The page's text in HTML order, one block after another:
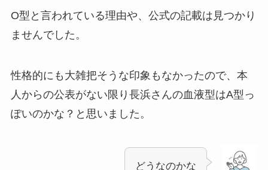
O型と言われている理由や、公式の記載は見つかり
ませんでした。
性格的にも大雑把そうな印象もなかったので、本
人からの公表がない限り長浜さんの血液型はA型っ
ぽいのかな？と思いました。
どうなのかな